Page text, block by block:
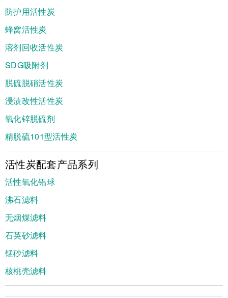
防护用活性炭
蜂窝活性炭
溶剂回收活性炭
SDG吸附剂
脱硫脱硝活性炭
浸渍改性活性炭
氧化锌脱硫剂
精脱硫101型活性炭
活性炭配套产品系列
活性氧化铝球
沸石滤料
无烟煤滤料
石英砂滤料
锰砂滤料
核桃壳滤料